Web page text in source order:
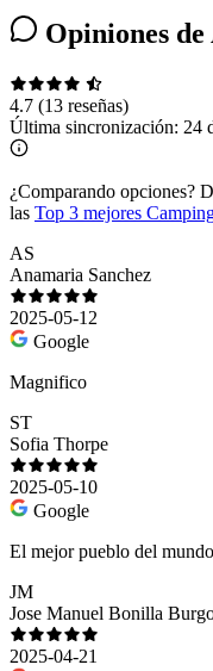
Opiniones
4.7 (13 reseñas)
Última sincronización: 24
¿Comparando opciones?
las Top 3 mejores
AS
Anamaria Sanchez
2025-05-12
Google
Magnifico
ST
Sofia Thorpe
2025-05-10
Google
El mejor pueblo del mundo
JM
Jose Manuel Bonilla
2025-04-21